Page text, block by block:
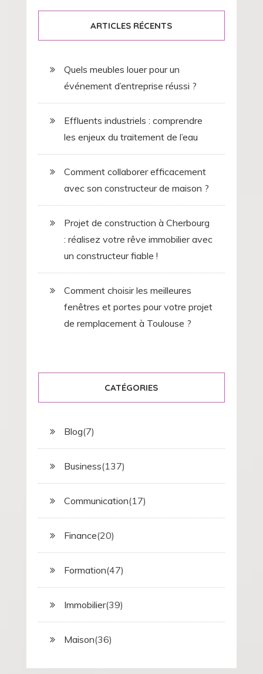
ARTICLES RÉCENTS
Quels meubles louer pour un
événement d’entreprise réussi ?
Effluents industriels : comprendre
les enjeux du traitement de l’eau
Comment collaborer efficacement
avec son constructeur de maison ?
Projet de construction à Cherbourg
: réalisez votre rêve immobilier avec
un constructeur fiable !
Comment choisir les meilleures
fenêtres et portes pour votre projet
de remplacement à Toulouse ?
CATÉGORIES
Blog(7)
Business(137)
Communication(17)
Finance(20)
Formation(47)
Immobilier(39)
Maison(36)